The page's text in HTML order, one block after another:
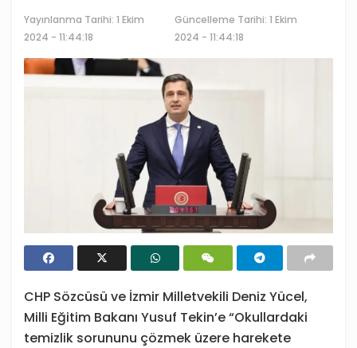
Yayınlanma Tarihi: 1 Ekim
2024 - 11:44:18
Güncelleme Tarihi: 1 Ekim
2024 - 11:44:18
CHP Sözcüsü ve İzmir Milletvekili Deniz Yücel,
Milli Eğitim Bakanı Yusuf Tekin’e “Okullardaki
temizlik sorununu çözmek üzere harekete